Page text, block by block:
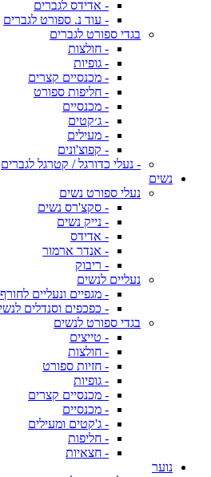
- אדידס לגברים
- עוד נ. ספורט לגברים
בגדי ספורט לגברים
- חולצות
- גופיות
- מכנסיים קצרים
- חליפות ספורט
- מכנסיים
- ג׳קטים
- מעילים
- קפוצ'ונים
- נעלי כדורגל / קטרגל לגברים
נשים
נעלי ספורט נשים
- סקצ'רס נשים
- נייק נשים
- אדידס
- אנדר ארמור
- ריבוק
נעליים לנשים
- מגפיים ונעליים
- כפכפים וסנדלים
בגדי ספורט לנשים
- טייצים
- חולצות
- חזיות ספורט
- גופיות
- מכנסיים קצרים
- מכנסיים
- ג'קטים ומעילים
- חליפות
- חצאיות
נוער